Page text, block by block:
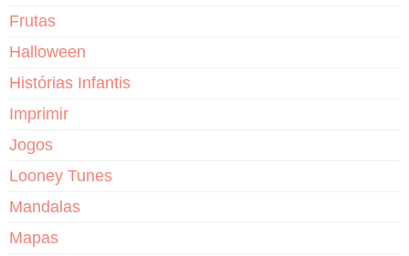
Frutas
Halloween
Histórias Infantis
Imprimir
Jogos
Looney Tunes
Mandalas
Mapas